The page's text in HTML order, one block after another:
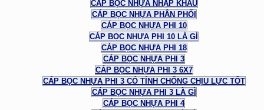
CÁP BỌC NHỰA NHẬP KHẨU
CÁP BỌC NHỰA PHÂN PHỐI
CÁP BỌC NHỰA PHI 10
CÁP BỌC NHỰA PHI 10 LÀ GÌ
CÁP BỌC NHỰA PHI 18
CÁP BỌC NHỰA PHI 3
CÁP BỌC NHỰA PHI 3 6X7
CÁP BỌC NHỰA PHI 3 CÓ TÍNH CHỐNG CHỊU LỰC TỐT
CÁP BỌC NHỰA PHI 3 LÀ GÌ
CÁP BỌC NHỰA PHI 4